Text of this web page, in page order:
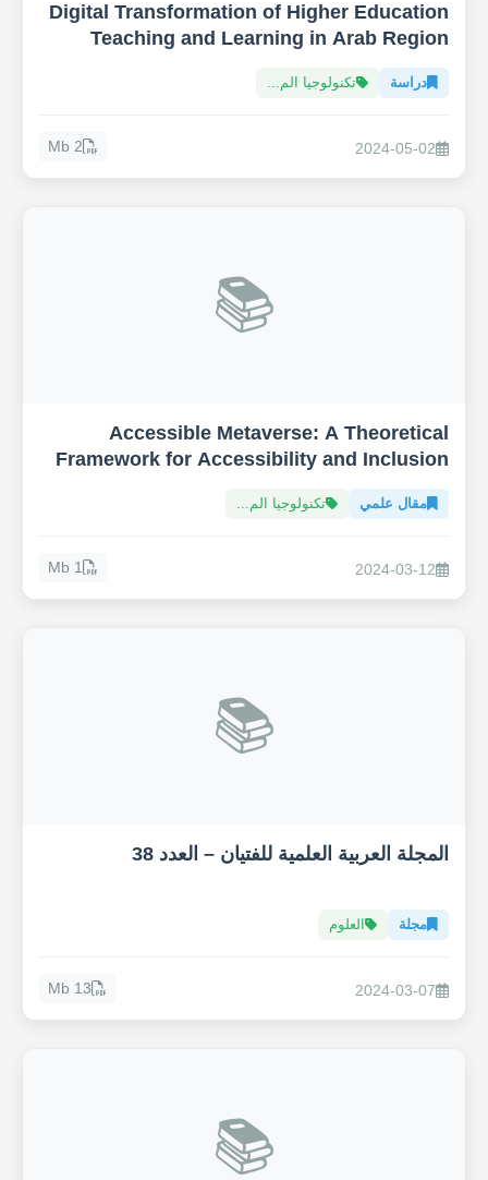
Digital Transformation of Higher Education
Teaching and Learning in Arab Region
دراسة تكنولوجيا الم...
2024-05-02
2 Mb
📚
Accessible Metaverse: A Theoretical
Framework for Accessibility and Inclusion
مقال علمي تكنولوجيا الم...
2024-03-12
1 Mb
📚
المجلة العربية العلمية للفتيان – العدد 38
مجلة العلوم
2024-03-07
13 Mb
📚